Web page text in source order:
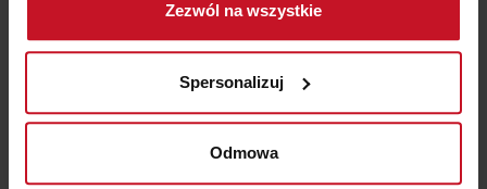
geograficznej z dokładnością nawet do kilku metrów
Identyfikować Twoje urządzenie, aktywnie
(fingerprinting, czyli wirtualny odcisk palca)
Dowiedz się więcej odnośnie tego, jak Twoje osobiste
dane są przetwarzane oraz ustaw własne preferencje w
Zezwól na wszystkie
Spersonalizuj
Odmowa